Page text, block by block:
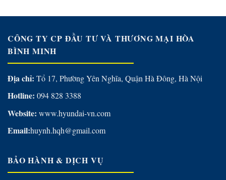
CÔNG TY CP ĐẦU TƯ VÀ THƯƠNG MẠI HÒA
BÌNH MINH
Địa chỉ: Tổ 17, Phường Yên Nghĩa, Quận Hà Đông, Hà Nội
Hotline: 094 828 3388
Website: www.hyundai-vn.com
Email:huynh.hqh@gmail.com
BẢO HÀNH & DỊCH VỤ